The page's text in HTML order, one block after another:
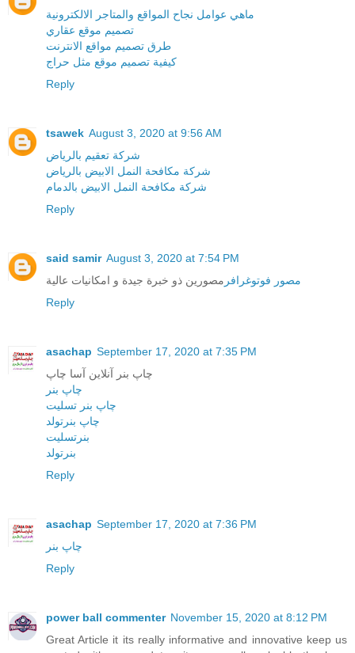
ماهي عوامل نجاح المواقع والمتاجر الالكترونية
تصميم موقع عقاري
طرق تصميم مواقع الانترنت
كيفية تصميم موقع مثل حراج
Reply
tsawek August 3, 2020 at 9:56 AM
شركة تعقيم بالرياض
شركة مكافحة النمل الابيض بالرياض
شركة مكافحة النمل الابيض بالدمام
Reply
said samir August 3, 2020 at 7:54 PM
مصور فوتوغرافر مصورين ذو خبرة جيدة و امكانيات عالية
Reply
asachap September 17, 2020 at 7:35 PM
چاپ بنر آنلاین آسا چاپ
چاپ بنر
چاپ بنر تسلیت
چاپ بنرتولد
بنرتسلیت
بنرتولد
Reply
asachap September 17, 2020 at 7:36 PM
چاپ بنر
Reply
power ball commenter November 15, 2020 at 8:12 PM
Great Article it its really informative and innovative keep us